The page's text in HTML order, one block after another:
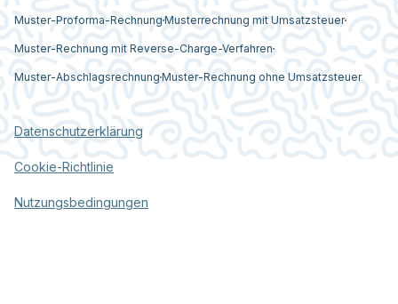
Muster-Proforma-Rechnung Musterrechnung mit Umsatzsteuer
Muster-Rechnung mit Reverse-Charge-Verfahren
Muster-Abschlagsrechnung Muster-Rechnung ohne Umsatzsteuer
Datenschutzerklärung
Cookie-Richtlinie
Nutzungsbedingungen